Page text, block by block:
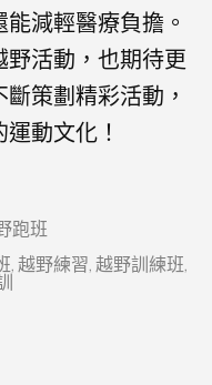
減輕醫療負擔。
活動，也期待更
策劃精彩活動，
動文化！
跑班
, 越野練習, 越野訓練班,